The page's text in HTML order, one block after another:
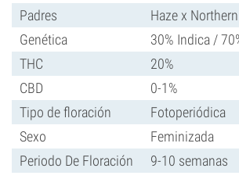
Padres
Haze x
Genética
30% Indica /
THC
20%
CBD
0-1%
Tipo de floración
Fotoperiódica
Sexo
Feminizada
Periodo De Floración
9-10 semanas